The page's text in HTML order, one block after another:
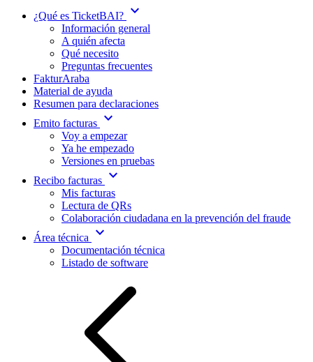
¿Qué es TicketBAI? expand_more
Información general
A quién afecta
Qué necesito
Preguntas frecuentes
FakturAraba
Material de ayuda
Resumen para declaraciones
Emito facturas expand_more
Voy a empezar
Ya he empezado
Versiones en pruebas
Recibo facturas expand_more
Mis facturas
Lectura de QRs
Colaboración ciudadana en la prevención del fraude
Área técnica
expand_more
Documentación técnica
Listado de software